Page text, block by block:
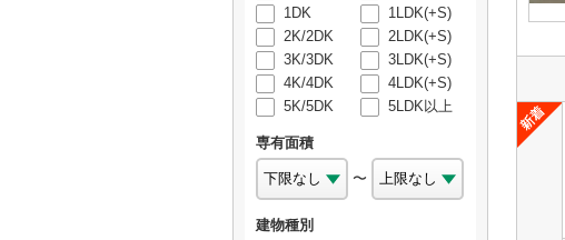
1DK
1LDK(+S)
2K/2DK
2LDK(+S)
3K/3DK
3LDK(+S)
4K/4DK
4LDK(+S)
5K/5DK
5LDK以上
専有面積
〜
建物種別